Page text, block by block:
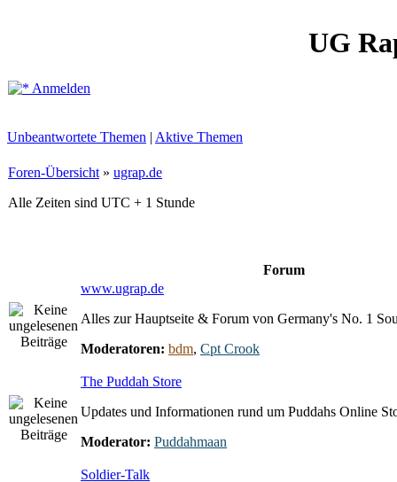
UG
Anmelden
Unbeantwortete Themen | Aktive Themen
Foren-Übersicht » ugrap.de
Alle Zeiten sind UTC + 1 Stunde
Forum
www.ugrap.de
Alles zur Hauptseite & Forum von Germany's No. 1
Moderatoren: bdm, Cpt Crook
The Puddah Store
Updates und Informationen rund um Puddahs Online
Moderator: Puddahmaan
Soldier-Talk